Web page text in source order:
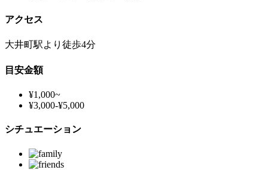
アクセス
大井町駅より徒歩4分
目安金額
¥1,000~
¥3,000-¥5,000
シチュエーション